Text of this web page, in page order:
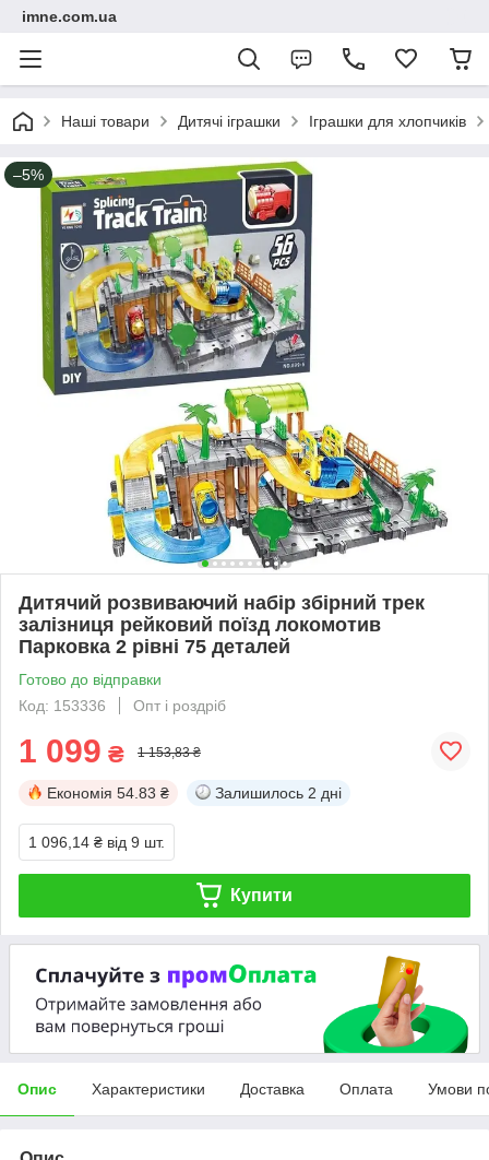
imne.com.ua
Наші товари Дитячі іграшки Іграшки для хлопчиків
–5%
Дитячий розвиваючий набір збірний трек
залізниця рейковий поїзд локомотив
Парковка 2 рівні 75 деталей
Готово до відправки
Код: 153336
Опт і роздріб
1 099 ₴ 1 153,83 ₴
Економія 54.83 ₴ Залишилось 2 дні
1 096,14 ₴ від 9 шт.
Купити
Опис Характеристики Доставка Оплата Умови